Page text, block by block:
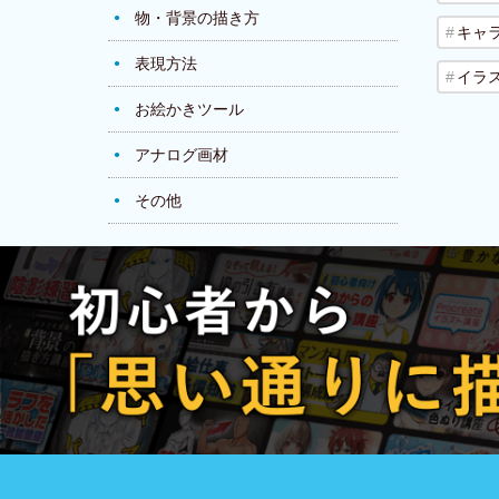
物・背景の描き方
表現方法
お絵かきツール
アナログ画材
その他
キャ
イラ